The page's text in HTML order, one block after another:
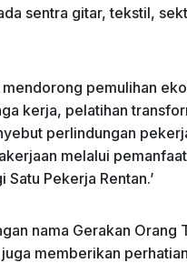
sentra gitar, tekstil,
pemulihan
kerja, pelatihan
perlindungan
melalui
Satu Pekerja Rentan.’
nama Gerakan Orang
memberikan